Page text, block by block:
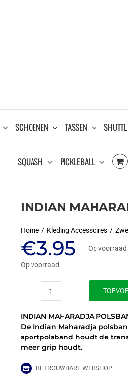
SCHOENEN TASSEN
SQUASH PICKLEBALL
INDIAN
Home Kleding Accessoires
€3.95 Op voorraad
Op voorraad
INDIAN
POLSBAND
(1st.)
-
MINT
INDIAN MAHARADJA
De Indian Maharadja
sportpolsband houdt de
meer grip houdt.
BETROUWBARE WEBSHOP